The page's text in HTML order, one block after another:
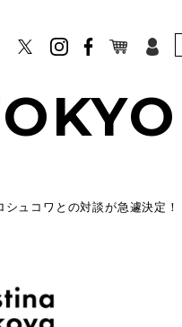
ュコワとの対談が急遽決定！